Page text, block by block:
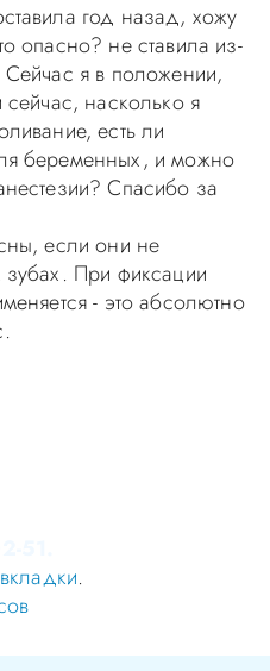
год назад, хожу
опасно? не ставила из-
я в положении,
насколько я
есть ли
беременных, и можно
Спасибо за
если они не
При фиксации
- это абсолютно
.